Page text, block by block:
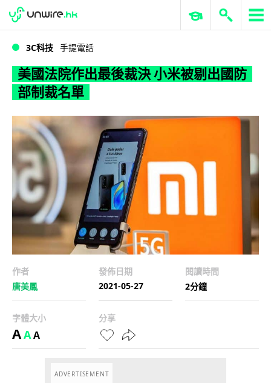
WWDC 2026 ERP 與商業 AI
3C科技 手提電話
美國法院作出最後裁決 小米被剔出國防
部制裁名單
作者
唐美鳳
發佈日期
2021-05-27
閱讀時間
2分鐘
字體大小
AAA
分享
ADVERTISEMENT